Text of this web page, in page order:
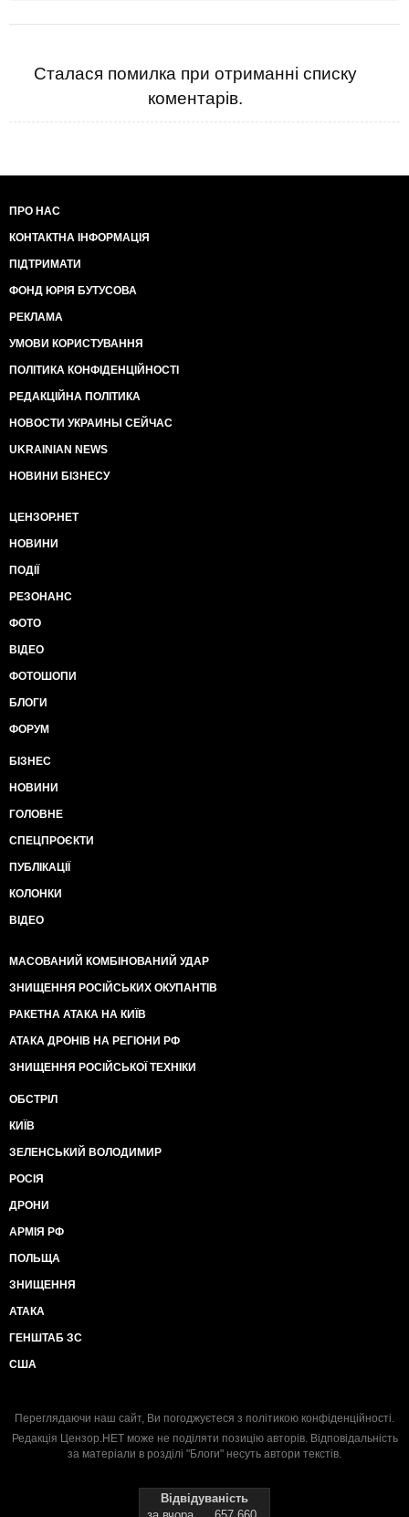
Сталася помилка при отриманні списку
коментарів.
ПРО НАС
КОНТАКТНА ІНФОРМАЦІЯ
ПІДТРИМАТИ
ФОНД ЮРІЯ БУТУСОВА
РЕКЛАМА
УМОВИ КОРИСТУВАННЯ
ПОЛІТИКА КОНФІДЕНЦІЙНОСТІ
РЕДАКЦІЙНА ПОЛІТИКА
НОВОСТИ УКРАИНЫ СЕЙЧАС
UKRAINIAN NEWS
НОВИНИ БІЗНЕСУ
ЦЕНЗОР.НЕТ
НОВИНИ
ПОДІЇ
РЕЗОНАНС
ФОТО
ВІДЕО
ФОТОШОПИ
БЛОГИ
ФОРУМ
БІЗНЕС
НОВИНИ
ГОЛОВНЕ
СПЕЦПРОЄКТИ
ПУБЛІКАЦІЇ
КОЛОНКИ
ВІДЕО
МАСОВАНИЙ КОМБІНОВАНИЙ УДАР
ЗНИЩЕННЯ РОСІЙСЬКИХ ОКУПАНТІВ
РАКЕТНА АТАКА НА КИЇВ
АТАКА ДРОНІВ НА РЕГІОНИ РФ
ЗНИЩЕННЯ РОСІЙСЬКОЇ ТЕХНІКИ
ОБСТРІЛ
КИЇВ
ЗЕЛЕНСЬКИЙ ВОЛОДИМИР
РОСІЯ
ДРОНИ
АРМІЯ РФ
ПОЛЬЩА
ЗНИЩЕННЯ
АТАКА
ГЕНШТАБ ЗС
США
Переглядаючи наш сайт, Ви погоджуєтеся з політикою конфіденційності.
Редакція Цензор.НЕТ може не поділяти позицію авторів. Відповідальність
за матеріали в розділі "Блоги" несуть автори текстів.
Відвідуваність